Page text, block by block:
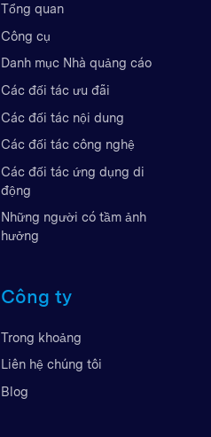
Tổng quan
Công cụ
Danh mục Nhà quảng cáo
Các đối tác ưu đãi
Các đối tác nội dung
Các đối tác công nghệ
Các đối tác ứng dụng di
động
Những người có tầm ảnh
hưởng
Công ty
Trong khoảng
Liên hệ chúng tôi
Blog